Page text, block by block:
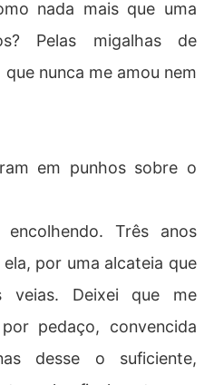
nada mais que uma
Pelas migalhas de
nunca me amou nem
em punhos sobre o
Três anos
por uma alcateia que
veias. Deixei que me
pedaço, convencida
desse o suficiente,